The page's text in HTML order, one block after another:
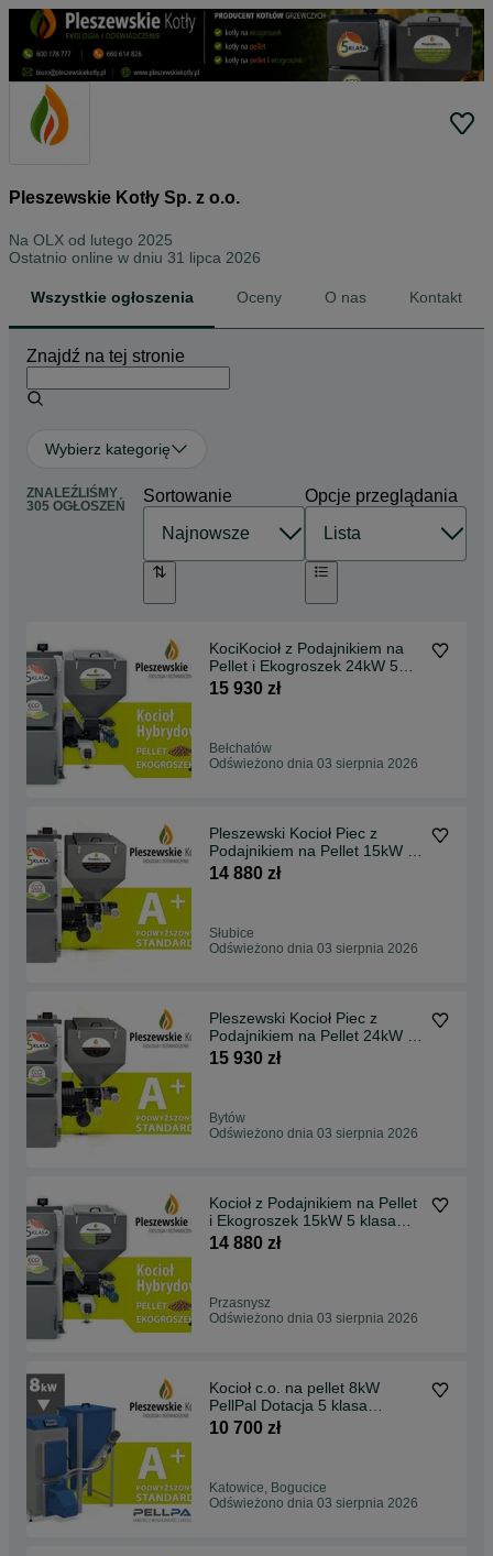
Pleszewskie Kotły Sp. z o.o.
Na OLX od lutego 2025
Ostatnio online w dniu 31 lipca 2026
Wszystkie ogłoszenia Oceny O nas Kontakt
Znajdź na tej stronie
Wybierz kategorię
ZNALEŹLIŚMY
305 OGŁOSZEŃ
Sortowanie Opcje przeglądania
KociKocioł z Podajnikiem na
Pellet i Ekogroszek 24kW 5
klasa Ekodesign, hybryda,
15 930 zł
Bełchatów
Odświeżono dnia 03 sierpnia 2026
Pleszewski Kocioł Piec z
Podajnikiem na Pellet 15kW 5
klasa Ekodesign, dostawa
14 880 zł
Słubice
Odświeżono dnia 03 sierpnia 2026
Pleszewski Kocioł Piec z
Podajnikiem na Pellet 24kW 5
klasa Ekodesign, dostawa
15 930 zł
Bytów
Odświeżono dnia 03 sierpnia 2026
Kocioł z Podajnikiem na Pellet
i Ekogroszek 15kW 5 klasa
Ekodesign, hybryda, DUO,
14 880 zł
Przasnysz
Odświeżono dnia 03 sierpnia 2026
Kocioł c.o. na pellet 8kW
PellPal Dotacja 5 klasa
Ekodesign
10 700 zł
Katowice, Bogucice
Odświeżono dnia 03 sierpnia 2026